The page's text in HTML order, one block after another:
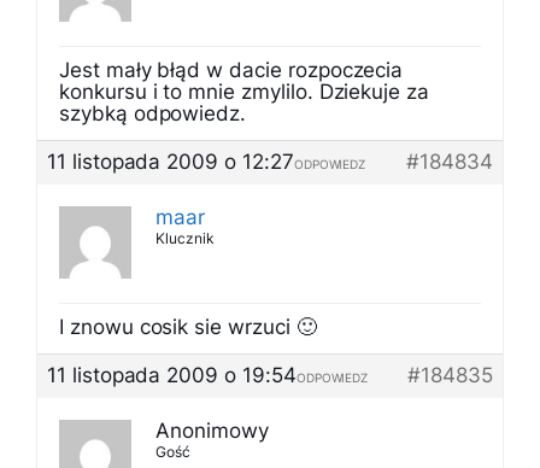
Jest mały błąd w dacie rozpoczecia
konkursu i to mnie zmylilo. Dziekuje za
szybką odpowiedz.
11 listopada 2009 o 12:27
#184834
ODPOWIEDZ
maar
Klucznik
I znowu cosik sie wrzuci 🙂
11 listopada 2009 o 19:54
#184835
ODPOWIEDZ
Anonimowy
Gość